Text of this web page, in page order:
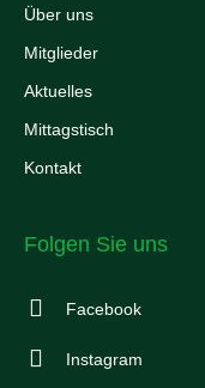
Über uns
Mitglieder
Aktuelles
Mittagstisch
Kontakt
Folgen Sie uns
Facebook
Instagram